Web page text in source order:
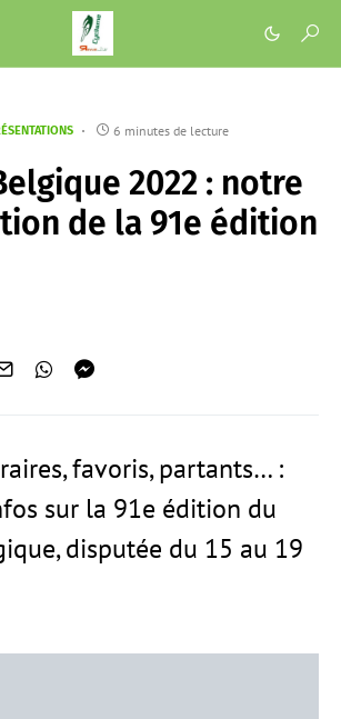
6 minutes de lecture
2022 : notre
de la 91e édition
favoris, partants… :
sur la 91e édition du
disputée du 15 au 19